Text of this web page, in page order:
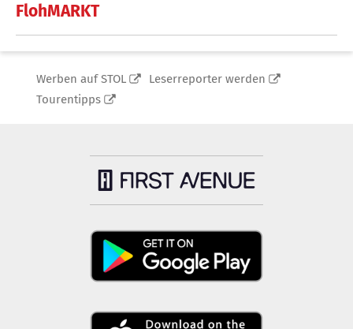
FlohMARKT
Werben auf STOL
Leserreporter werden
Tourentipps